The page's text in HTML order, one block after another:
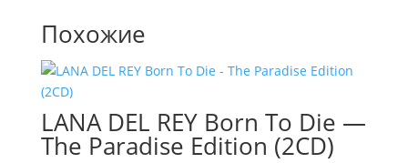
Похожие
LANA DEL REY Born To Die —
The Paradise Edition (2CD)